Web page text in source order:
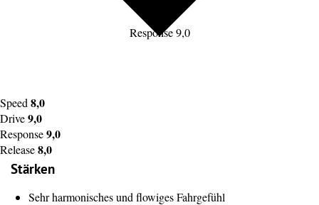
Response 9,0
Speed 8,0
Drive9,0
Response9,0
Release8,0
Stärken
Sehr harmonisches und flowiges Fahrgefühl